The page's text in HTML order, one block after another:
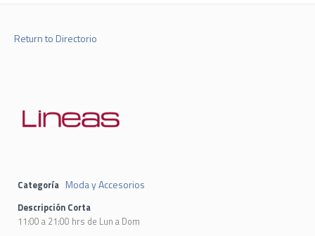
Return to Directorio
Categoría Moda y Accesorios
Descripción Corta
11:00 a 21:00 hrs de Lun a Dom